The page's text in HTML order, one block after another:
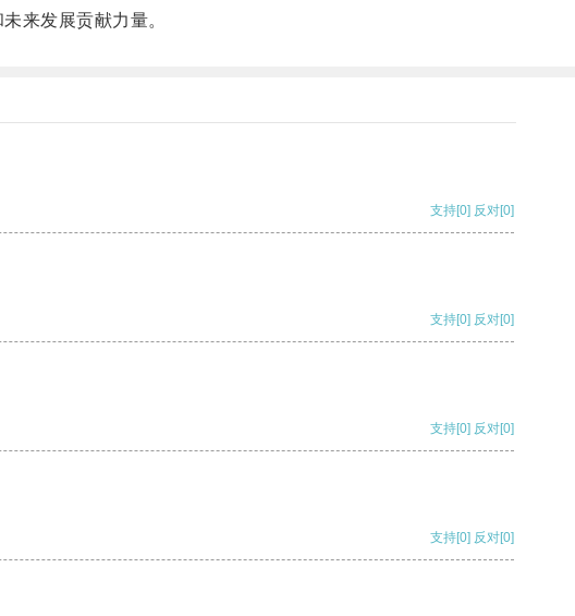
来发展贡献力量。
支持[0] 反对[0]
支持[0] 反对[0]
支持[0] 反对[0]
支持[0] 反对[0]